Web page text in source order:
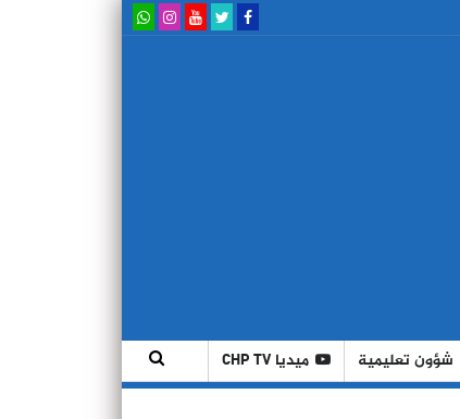
شؤون تعليمية ميديا CHP TV